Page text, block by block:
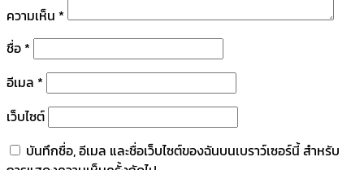
ความเห็น *
ชื่อ *
อีเมล *
เว็บไซต์
บันทึกชื่อ, อีเมล และชื่อเว็บไซต์ของฉันบนเบราว์เซอร์นี้ สำหรับ